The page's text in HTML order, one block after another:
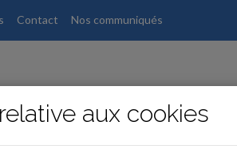
Contact Nos communiqués
aux cookies